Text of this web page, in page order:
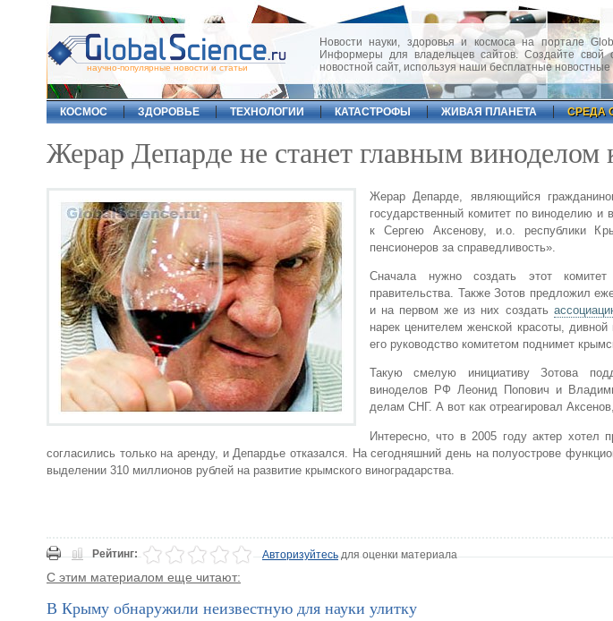
научно-популярные новости и статьи
Новости науки, здоровья и космоса на портале
Информеры для владельцев сайтов. Создайте свой
новостной сайт, используя наши бесплатные
КОСМОС
ЗДОРОВЬЕ ТЕХНОЛОГИИ КАТАСТРОФЫ ЖИВАЯ ПЛАНЕТА СРЕДА
Жерар Депарде не станет главным виноделом
Жерар Депарде, являющийся
государственный комитет по виноделию
к Сергею Аксенову, и.о. республики
пенсионеров за справедливость».
Сначала нужно создать этот
правительства. Также Зотов предложил
и на первом же из них создать
нарек ценителем женской красоты,
его руководство комитетом поднимет
Такую смелую инициативу Зотова
виноделов РФ Леонид Попович и
делам СНГ. А вот как отреагировал
Интересно, что в 2005 году актер хотел
согласились только на аренду, и Депардье отказался. На сегодняшний день на полуострове
выделении 310 миллионов рублей на развитие крымского виноградарства.
Рейтинг: Авторизуйтесьдля оценки материала
С этим материалом еще читают:
В Крыму обнаружили неизвестную для науки улитку